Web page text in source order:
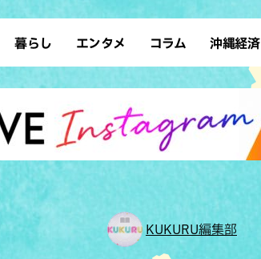
沖縄そば
カフェ
和食・日本料理
ア・エスニック
イタリアン
ドライブ
ソロ活
アート
ホテル
暮らし
レシピ SDGs
ファッション ローカルニュース
沖縄移住 沖縄旧暦行事
エンタメ
スポーツ 占い
タレント・芸人 テレビ
コラム 沖縄経済
KUKURU編集部